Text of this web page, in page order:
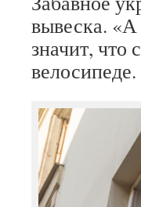
вывеска.
значит, что